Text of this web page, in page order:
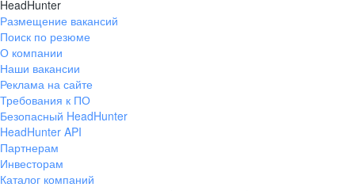
HeadHunter
Размещение вакансий
Поиск по резюме
О компании
Наши вакансии
Реклама на сайте
Требования к ПО
Безопасный HeadHunter
HeadHunter API
Партнерам
Инвесторам
Каталог компаний